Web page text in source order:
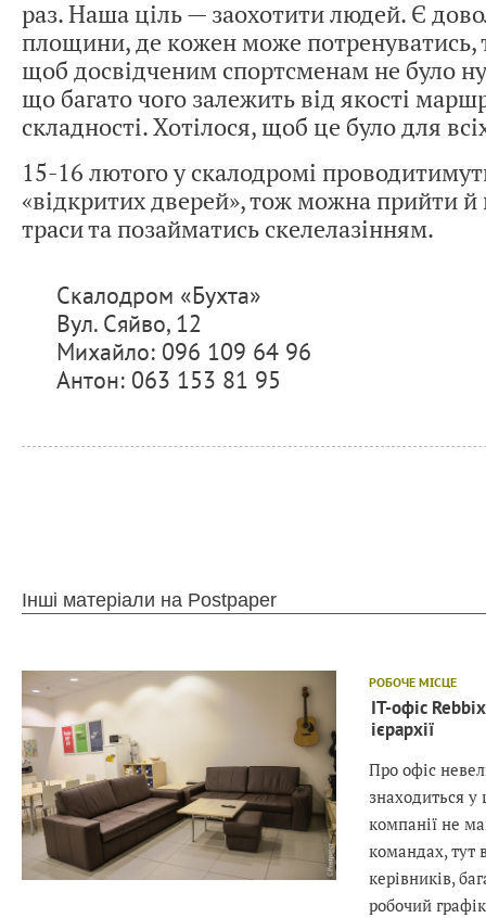
раз. Наша ціль — заохотити людей. Є
площини, де кожен може потренуватись,
щоб досвідченим спортсменам не було
що багато чого залежить від якості
складності. Хотілося, щоб це було для
15-16 лютого у скалодромі
«відкритих дверей», тож можна прийти й
траси та позайматись скелелазінням.
Скалодром «Бухта»
Вул. Сяйво, 12
Михайло: 096 109 64 96
Антон: 063 153 81 95
Інші матеріали на Postpaper
РОБОЧЕ МІСЦЕ
IT-офіс
ієрархії
Про офіс
знаходиться у
компанії не
командах, тут
керівників,
робочий